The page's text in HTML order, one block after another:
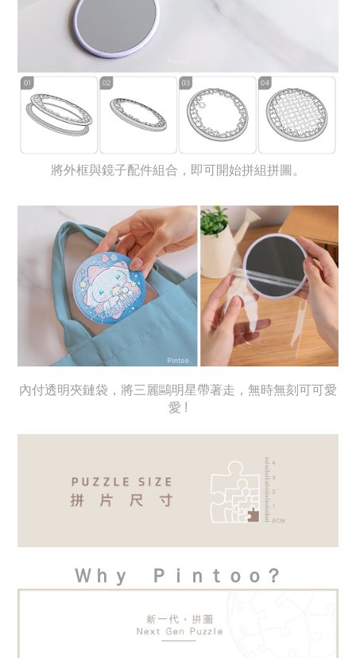
將外框與鏡子配件組合，即可開始拼組拼圖。
內付透明夾鏈袋，將三麗鷗明星帶著走，無時無刻可可愛
愛 !
Ｗｈｙ　Ｐｉｎｔｏｏ？